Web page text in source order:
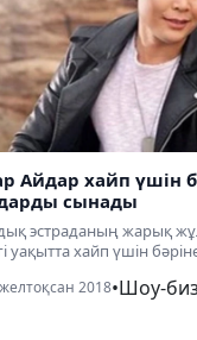
Айдар хайп үшін
сынады
эстраданың жарық
уақытта хайп үшін
2018•Шоу-